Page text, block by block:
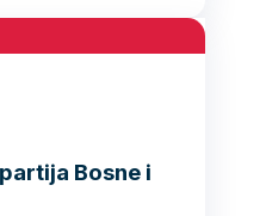
Bosne i